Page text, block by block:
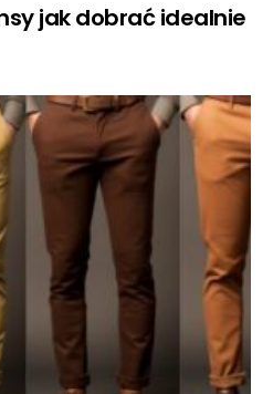
jak dobrać idealnie